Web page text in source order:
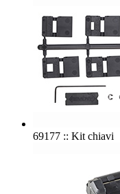
69177 :: Kit chiavi